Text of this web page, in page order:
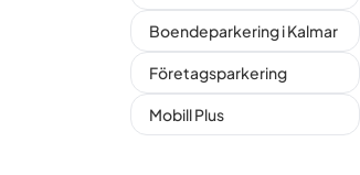
Boendeparkering i Kalmar
Företagsparkering
Mobill Plus